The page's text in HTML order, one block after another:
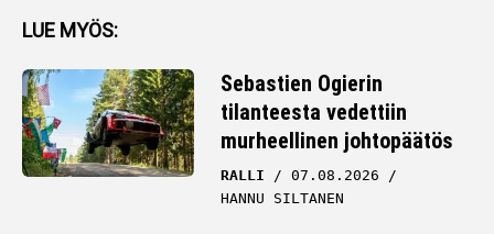
LUE MYÖS:
Sebastien Ogierin
tilanteesta vedettiin
murheellinen johtopäätös
RALLI
07.08.2026
HANNU SILTANEN